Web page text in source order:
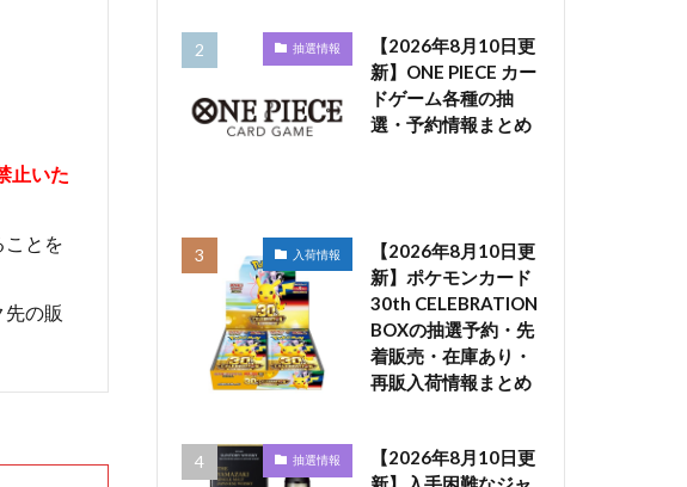
止いた
ことを
の販
抽選情報
【2026年8月10日更
新】ONE PIECE カー
ドゲーム各種の抽
選・予約情報まとめ
入荷情報
【2026年8月10日更
新】ポケモンカード
30th CELEBRATION
BOXの抽選予約・先
着販売・在庫あり・
再販入荷情報まとめ
抽選情報
【2026年8月10日更